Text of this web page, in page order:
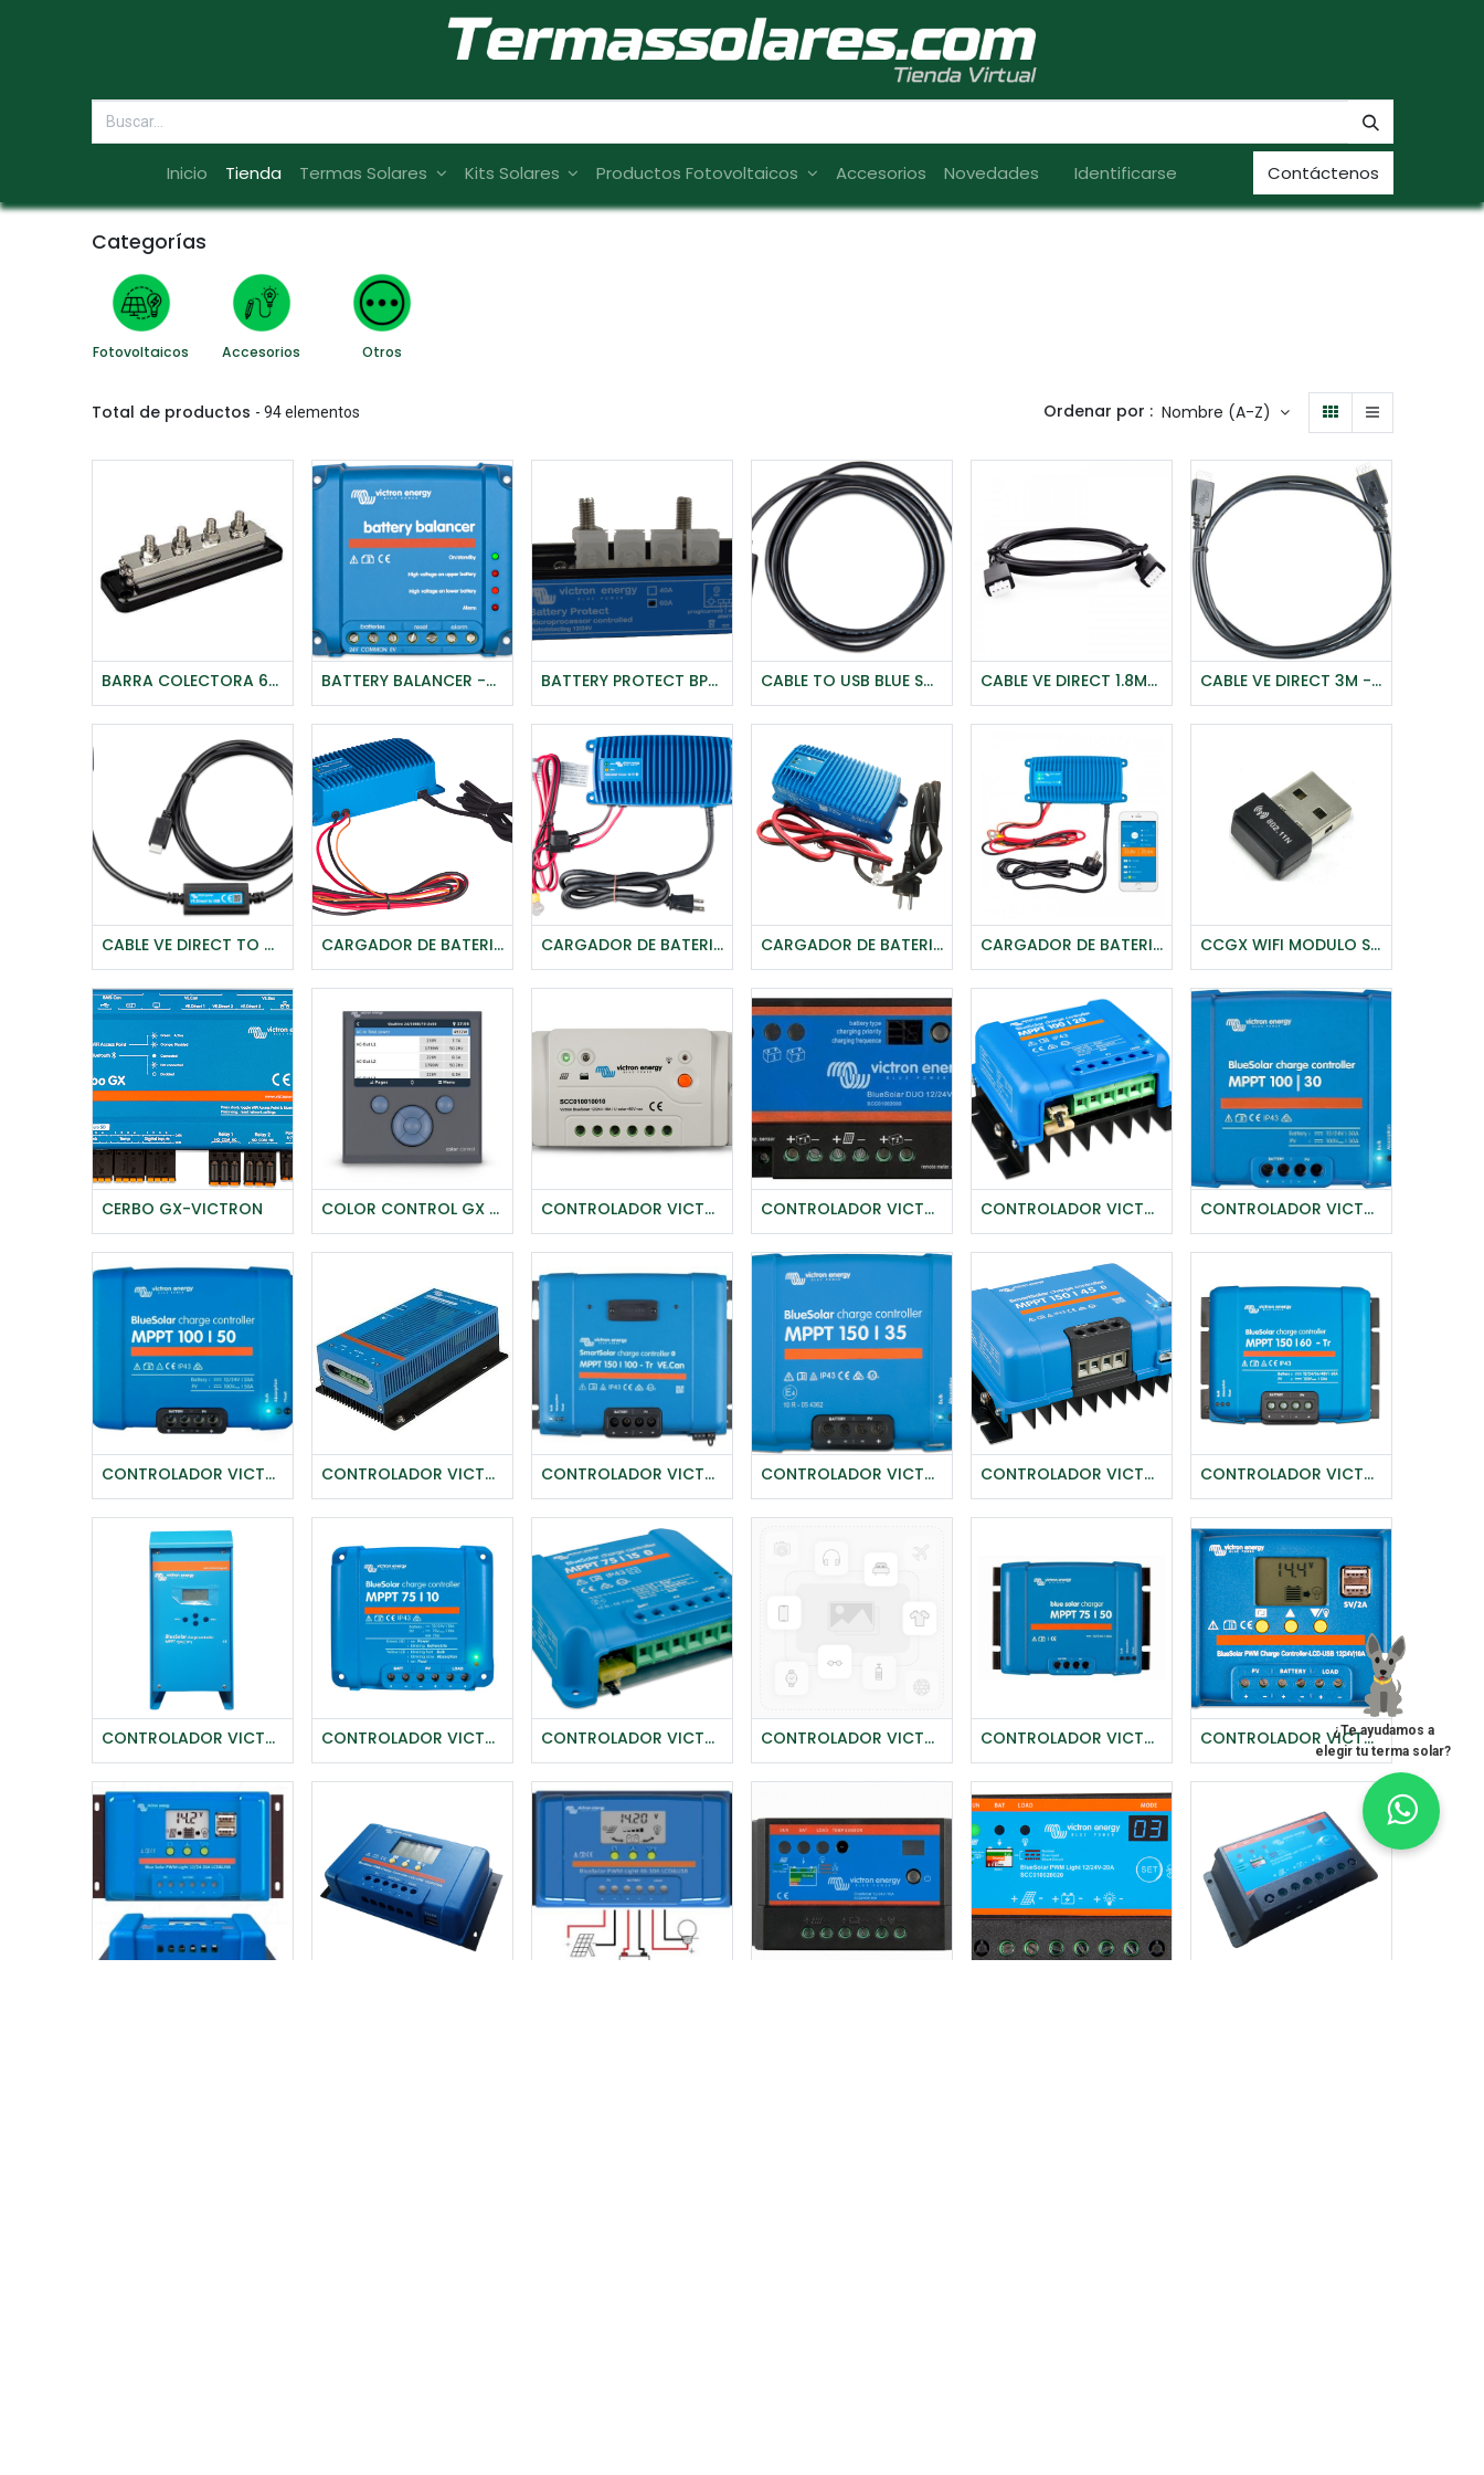
Inicio Tienda Termas Solares Kits Solares Productos Fotovoltaicos Accesorios Novedades Identificarse Contáctenos
Categorías
Fotovoltaicos Accesorios Otros
Total de productos - 94 elementos Ordenar por : Nombre (A-Z)
BARRA COLECTORA 600 A 4P+TAPA-VICTRON Agregar al carritoBATTERY BALANCER -VICTRON Agregar al carritoBATTERY PROTECT BP-60i -VICTRON Agregar al carritoCABLE TO USB BLUE SOLAR INTERFAZ PWM PRO - VICTRON Agregar al carritoCABLE VE DIRECT 1.8M- VICTRON Agregar al carritoCABLE VE DIRECT 3M - VICTRON
Agregar al carritoCABLE VE DIRECT TO USB INTERFACE - VICTRON CARGADOR DE BATERIA BLUE SMART IP67 12/13 - VICTRON Agregar al carrito CARGADOR DE BATERIA BLUE SMART IP67 12/17- VICTRON Agregar al carrito CARGADOR DE BATERIA BLUE SMART IP67 12/25 - VICTRON CARGADOR DE BATERIA BLUE SMART IP67 24/12 - VICTRON CCGX WIFI MODULO SIMPLE (NANO USB)-VICTRON
CERBO GX-VICTRON Agregar al carrito COLOR CONTROL GX RETAIL-VICTRON CONTROLADOR VICTRON BLUESOLAR 12/24V-10A PWM PRO Agregar al carritoCONTROLADOR VICTRON BLUESOLAR DUO 12/24V-20A CHARGE CONTROLADOR VICTRON BLUE SOLAR MPPT 100/20 (HASTA 48V) Agregar al carritoCONTROLADOR VICTRON BLUE SOLAR MPPT 100/30 (12/24V-30A)
Agregar al carritoCONTROLADOR VICTRON BLUESOLAR MPPT 100/50 (12/24V-50A) CONTROLADOR VICTRON BLUESOLAR MPPT 12/24-40A CONTROLADOR VICTRON BLUESOLAR MPPT 150/100 - TR (12/24/36/48V-100A) VE CAN Agregar al carritoCONTROLADOR VICTRON BLUESOLAR MPPT 150/35 (12/24/48V-35A) Agregar al carritoCONTROLADOR VICTRON BLUE SOLAR MPPT 150/45 Agregar al carritoCONTROLADOR VICTRON BLUESOLAR MPPT 150/60 TR (12/24/48V-60A)
Agregar al carritoCONTROLADOR VICTRON BLUESOLAR MPPT 150/70 (12/24/36/48V-70A) CONTROLADOR VICTRON BLUE SOLAR MPPT 75/10 Agregar al carritoCONTROLADOR VICTRON BLUE SOLAR MPPT 75/15 (12/24V-15A) Agregar al carritoCONTROLADOR VICTRON BLUE SOLAR MPPT 75/15 RETAIL CONTROLADOR VICTRON BLUE SOLAR MPPT 75/50 (12/24V-50A) Agregar al carritoCONTROLADOR VICTRON BLUE SOLAR PWM - LCD Y USB 12/24V-10A
¿Te ayudamos a
elegir tu terma solar?